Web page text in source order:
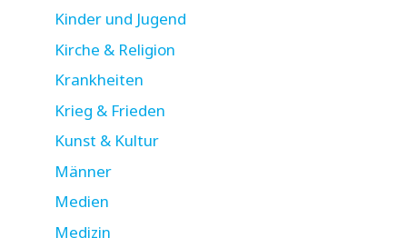
Kinder und Jugend
Kirche & Religion
Krankheiten
Krieg & Frieden
Kunst & Kultur
Männer
Medien
Medizin